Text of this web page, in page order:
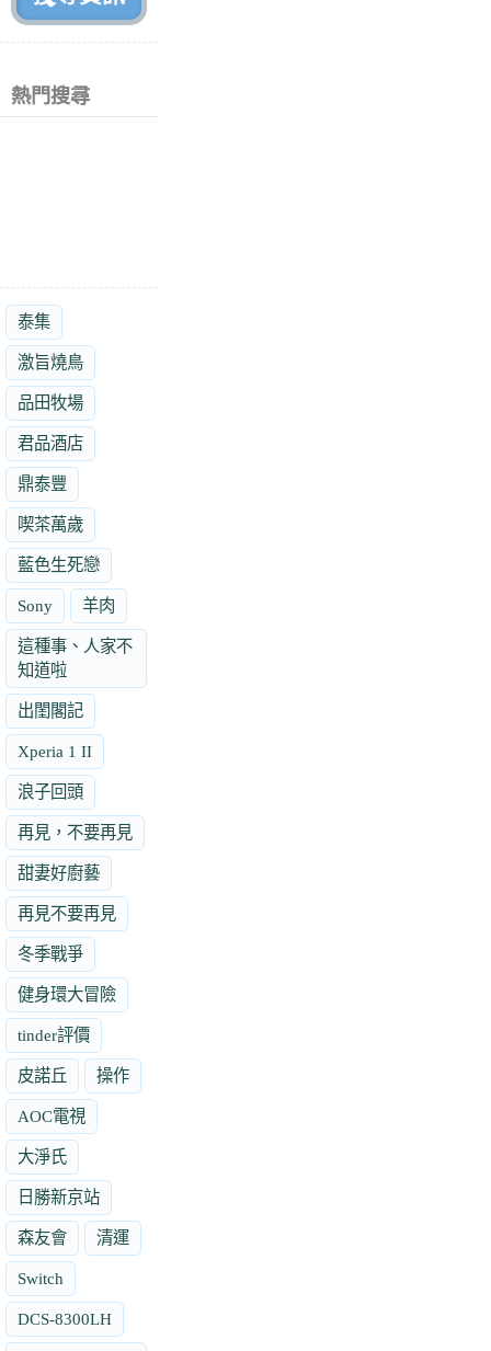
熱門搜尋
泰集
激旨燒鳥
品田牧場
君品酒店
鼎泰豐
喫茶萬歲
藍色生死戀
Sony 羊肉
這種事、人家不
知道啦
出閨閣記
Xperia 1 II
浪子回頭
再見，不要再見
甜妻好廚藝
再見不要再見
冬季戰爭
健身環大冒險
tinder評價
皮諾丘 操作
AOC電視
大淨氏
日勝新京站
森友會 清運
Switch
DCS-8300LH